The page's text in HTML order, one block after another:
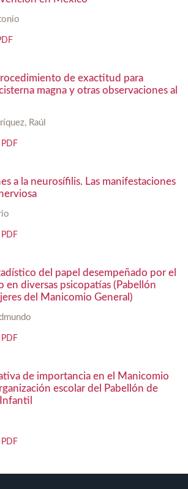
de exactitud para
magna y otras observaciones al
Raúl
PDF
a la neurosífilis. Las manifestaciones
PDF
del papel desempeñado por el
en diversas psicopatías (Pabellón
del Manicomio General)
PDF
de importancia en el Manicomio
escolar del Pabellón de
PDF